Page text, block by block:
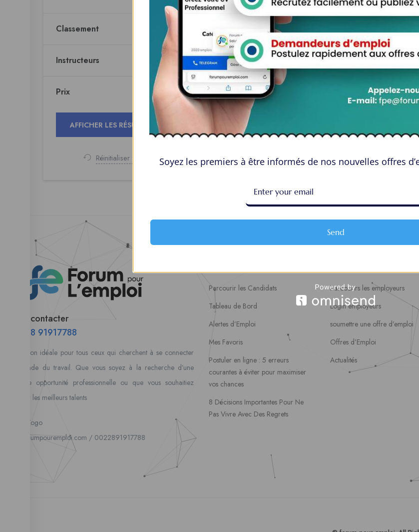
Classement
Instructeurs
Prix
Réinitialiser tout
Nous contacter
00228 91917788
la solution idéale pour tous ceux qui cherchent à se connecter
au monde du travail. Que vous soyez à la recherche d’une
nouvelle opportunité professionnelle ou que vous souhaitiez
recruter les meilleurs talents
Lome, Togo
fpe@forumpouremploi.com / 0022891917788
Parcourir les Candidats
Tableau de Bord
Alertes d’Emploi
Mes Favoris
Postuler en ligne : 5 erreurs
courantes à éviter pour maximiser
vos chances
8 Décisions Importantes Pour Ne
Pas Vivre Avec Des Regrets
Parcourirs les employeurs
Login employeurs
soumettre une offre d’emploi
Offres d’Emploi
Actualités
Soyez les premiers à être informés de nos nouvelles offres
Send